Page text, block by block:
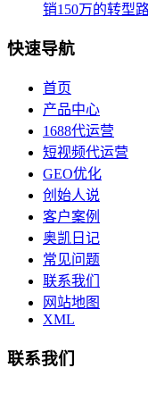
销150万的转型
快速导航
首页
产品中心
1688代运营
短视频代运营
GEO优化
创始人说
客户案例
奥凯日记
常见问题
联系我们
网站地图
XML
联系我们